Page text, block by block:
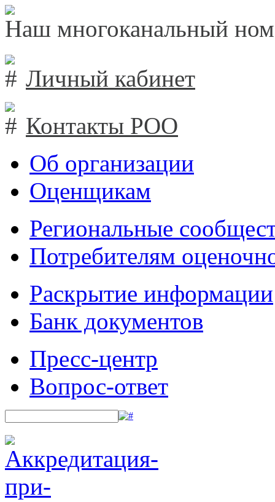
Наш многоканальный
Личный кабинет
Контакты РОО
Об организации
Оценщикам
Региональные
Потребителям
Раскрытие информации
Банк документов
Пресс-центр
Вопрос-ответ